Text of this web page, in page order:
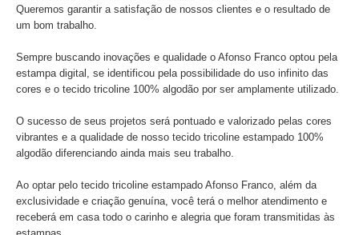
Queremos garantir a satisfação de nossos clientes e o resultado de
um bom trabalho.
Sempre buscando inovações e qualidade o Afonso Franco optou pela
estampa digital, se identificou pela possibilidade do uso infinito das
cores e o tecido tricoline 100% algodão por ser amplamente utilizado.
O sucesso de seus projetos será pontuado e valorizado pelas cores
vibrantes e a qualidade de nosso tecido tricoline estampado 100%
algodão diferenciando ainda mais seu trabalho.
Ao optar pelo tecido tricoline estampado Afonso Franco, além da
exclusividade e criação genuína, você terá o melhor atendimento e
receberá em casa todo o carinho e alegria que foram transmitidas às